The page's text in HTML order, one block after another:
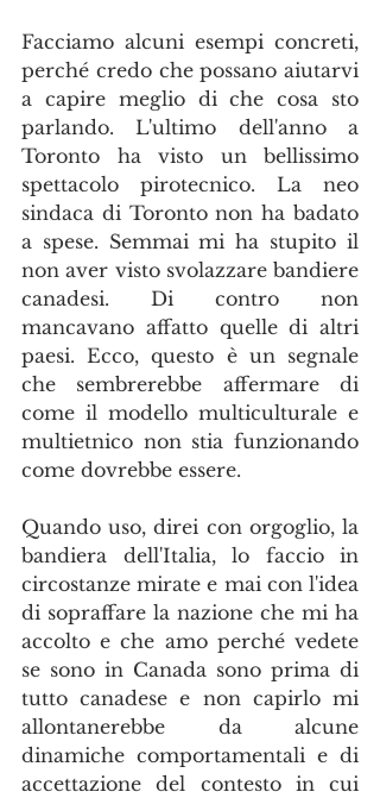
Facciamo alcuni esempi concreti,
perché credo che possano aiutarvi
a capire meglio di che cosa sto
parlando. L'ultimo dell'anno a
Toronto ha visto un bellissimo
spettacolo pirotecnico. La neo
sindaca di Toronto non ha badato
a spese. Semmai mi ha stupito il
non aver visto svolazzare bandiere
canadesi. Di contro non
mancavano affatto quelle di altri
paesi. Ecco, questo è un segnale
che sembrerebbe affermare di
come il modello multiculturale e
multietnico non stia funzionando
come dovrebbe essere.
Quando uso, direi con orgoglio, la
bandiera dell'Italia, lo faccio in
circostanze mirate e mai con l'idea
di sopraffare la nazione che mi ha
accolto e che amo perché vedete
se sono in Canada sono prima di
tutto canadese e non capirlo mi
allontanerebbe da alcune
dinamiche comportamentali e di
accettazione del contesto in cui